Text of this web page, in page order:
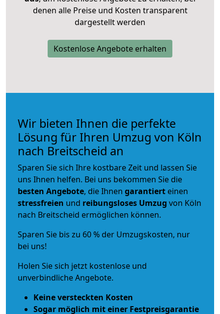
denen alle Preise und Kosten transparent
dargestellt werden
Kostenlose Angebote erhalten
Wir bieten Ihnen die perfekte
Lösung für Ihren Umzug von Köln
nach Breitscheid an
Sparen Sie sich Ihre kostbare Zeit und lassen Sie
uns Ihnen helfen. Bei uns bekommen Sie die
besten Angebote, die Ihnen garantiert einen
stressfreien und reibungsloses Umzug von Köln
nach Breitscheid ermöglichen können.
Sparen Sie bis zu 60 % der Umzugskosten, nur
bei uns!
Holen Sie sich jetzt kostenlose und
unverbindliche Angebote.
Keine versteckten Kosten
Sogar möglich mit einer Festpreisgarantie